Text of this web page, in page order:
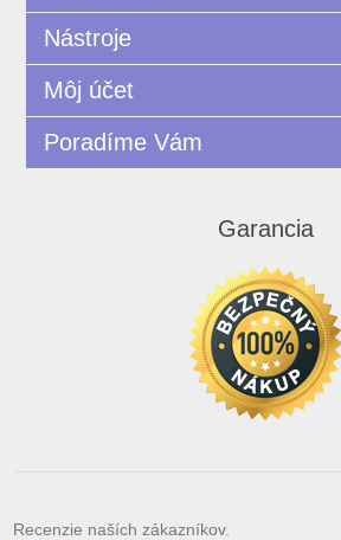
Nástroje
Môj účet
Poradíme Vám
Garancia
Recenzie naších zákazníkov.